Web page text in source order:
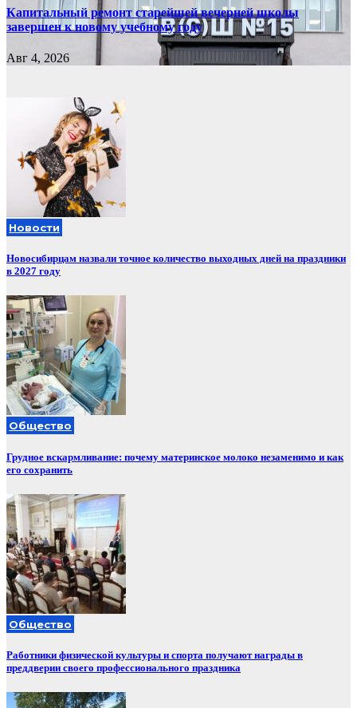
Капитальный ремонт старейшей вечерней школы
завершен к новому учебному году
Авг 4, 2026
Новости
Новосибирцам назвали точное количество выходных дней на праздники
в 2027 году
Общество
Грудное вскармливание: почему материнское молоко незаменимо и как
его сохранить
Общество
Работники физической культуры и спорта получают награды в
преддверии своего профессионального праздника